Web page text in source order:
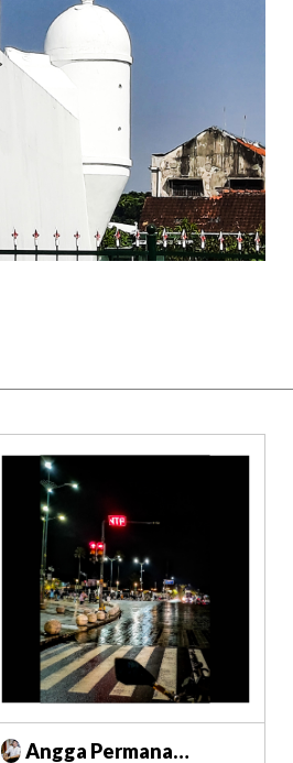
Angga Permana